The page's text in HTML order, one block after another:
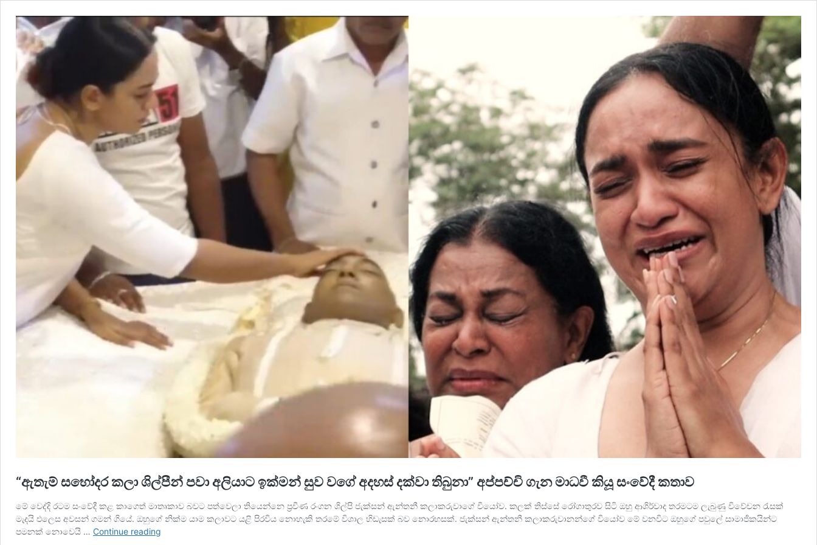
“ඇතැම් සහෝදර කලා ශිල්පීන් පවා අලියාට ඉක්මන් සුව වගේ අදහස් දක්වා තිබුනා” අප්පච්චි ගැන මාධවී කියූ සංවේදී කතාව
මේ වෙද්දි රටම සංවේදී කළ කාගෙත් මාතෘකාව බවට පත්වෙලා තියෙන්නෙ ප්‍රවීණ රංගන ශිල්පි ජැක්සන් ඇන්තනී කලාකරුවාගේ වියෝව. කලක් තිස්සේ රෝගාතුරව සිටි ඔහු ආශිර්වාද තරමටම ලැබුණු විවේචන රැසක්
මැදයි එලෙස අවසන් ගමන් ගියේ. ඔහුගේ නික්ම යාම කලාවට යළි පිරවිය නොහැකි තරමේ විශාල හිඩැසක් බව නොරහසක්. ජැක්සන් ඇන්තනී කලාකරුවානන්ගේ වියෝව මේ වනවිට ඔහුගේ පවුලේ සාමාජිකයින්ට
පමනක් නොවෙයි … Continue reading